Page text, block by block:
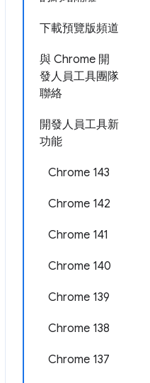
下載預覽版頻道
與 Chrome 開
發人員工具團隊
聯絡
開發人員工具新
功能
Chrome 143
Chrome 142
Chrome 141
Chrome 140
Chrome 139
Chrome 138
Chrome 137